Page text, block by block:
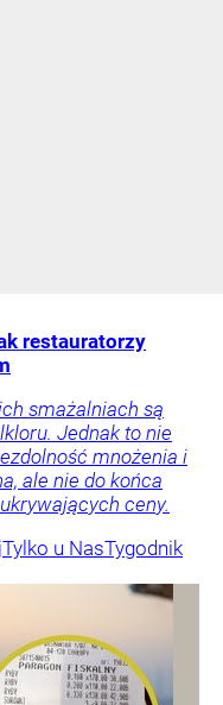
restauratorzy
smażalniach są
Jednak to nie
mnożenia i
ale nie do końca
ceny.
Tylko u NasTygodnik